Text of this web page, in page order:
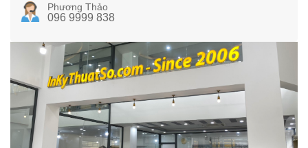
Phương Thảo
096 9999 838